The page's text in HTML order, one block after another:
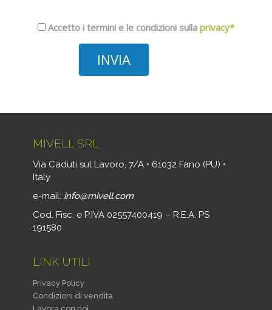
Accetto i termini e le condizioni sulla privacy*
MIVELL SRL
Via Caduti sul Lavoro, 7/A • 61032 Fano (PU) •
Italy
e-mail: info@mivell.com
Cod. Fisc. e P.IVA 02557400419 – R.E.A. PS
191580
LINK UTILI
Privacy Policy
Condizioni di vendita